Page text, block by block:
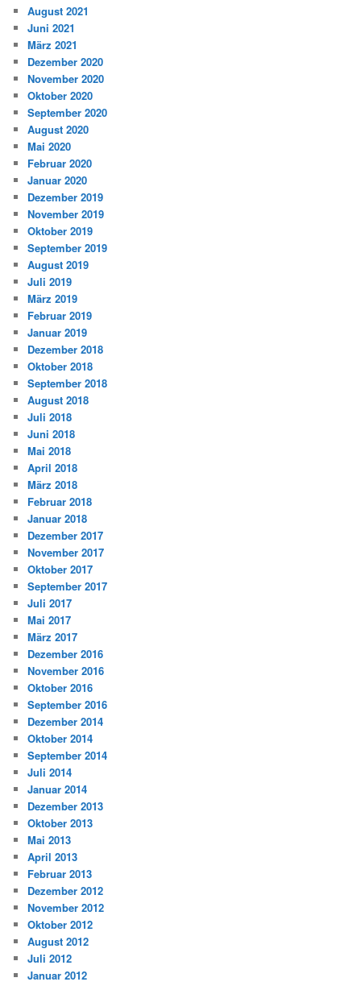
August 2021
Juni 2021
März 2021
Dezember 2020
November 2020
Oktober 2020
September 2020
August 2020
Mai 2020
Februar 2020
Januar 2020
Dezember 2019
November 2019
Oktober 2019
September 2019
August 2019
Juli 2019
März 2019
Februar 2019
Januar 2019
Dezember 2018
Oktober 2018
September 2018
August 2018
Juli 2018
Juni 2018
Mai 2018
April 2018
März 2018
Februar 2018
Januar 2018
Dezember 2017
November 2017
Oktober 2017
September 2017
Juli 2017
Mai 2017
März 2017
Dezember 2016
November 2016
Oktober 2016
September 2016
Dezember 2014
Oktober 2014
September 2014
Juli 2014
Januar 2014
Dezember 2013
Oktober 2013
Mai 2013
April 2013
Februar 2013
Dezember 2012
November 2012
Oktober 2012
August 2012
Juli 2012
Januar 2012